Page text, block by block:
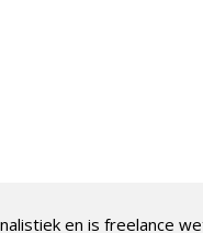
en is freelance